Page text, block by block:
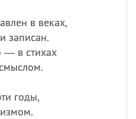
в веках,
записан.
— в стихах
годы,